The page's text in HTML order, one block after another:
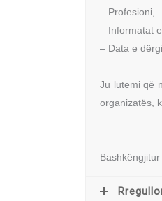
– Profesioni,
– Informatat
– Data e
Ju lutemi që
organizatës,